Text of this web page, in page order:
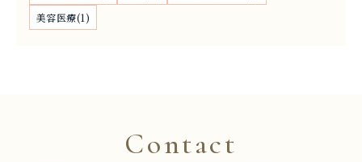
美容医療(1)
Contact